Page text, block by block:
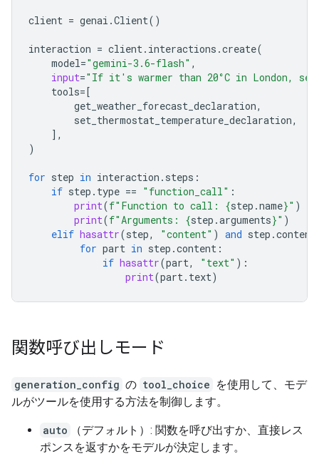
client = genai .Client()
interaction = client. interactions .create(
model="gemini-3.6-flash" ,
input="If it's warmer than 20°C in London,
tools= [
get_weather_forecast_declaration,
set_thermostat_temperature_declaration,
],
)
for step in interaction . steps :
if step . type == "function_call" :
print(f"Function to call: {step .name}" )
print(f"Arguments: {step .arguments}" )
elif hasattr(step, "content" ) and step .content
for part in step .content :
if hasattr(part, "text" ):
print(part. text)
関数呼び出しモード
generation_config の tool_choice を使用して、モデ
ルがツールを使用する方法を制御します。
auto
（デフォルト）: 関数を呼び出すか、直接レス
ポンスを返すかをモデルが決定します。